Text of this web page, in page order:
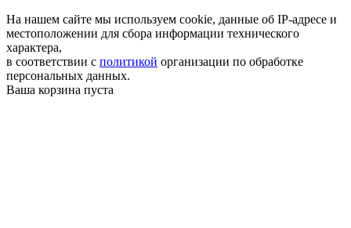
На нашем сайте мы используем cookie, данные об IP-адресе и
местоположении для сбора информации технического
характера,
в соответствии с политикой организации по обработке
персональных данных.
Ваша корзина пуста